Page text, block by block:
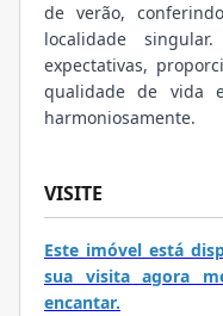
de verão,
localidade
expectativas,
qualidade de vida
harmoniosamente.
VISITE
Este imóvel está
sua visita agora
encantar.